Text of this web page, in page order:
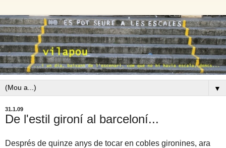
▼
31.1.09
De l'estil gironí al barceloní...
Després de quinze anys de tocar en cobles gironines, ara